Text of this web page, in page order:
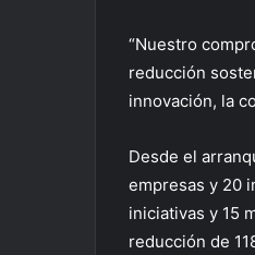
“Nuestro
reducción
innovación, la
Desde el
empresas y 20
iniciativas y 15
reducción de